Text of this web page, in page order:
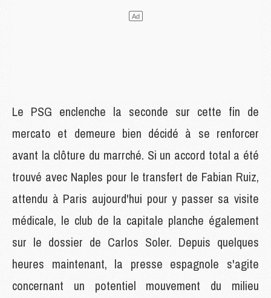
Le PSG enclenche la seconde sur cette fin de
mercato et demeure bien décidé à se renforcer
avant la clôture du marrché. Si un accord total a été
trouvé avec Naples pour le transfert de Fabian Ruiz,
attendu à Paris aujourd'hui pour y passer sa visite
médicale, le club de la capitale planche également
sur le dossier de Carlos Soler. Depuis quelques
heures maintenant, la presse espagnole s'agite
concernant un potentiel mouvement du milieu